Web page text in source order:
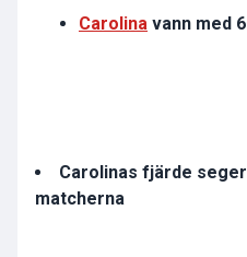
Carolina vann med
Carolinas fjärde
matcherna